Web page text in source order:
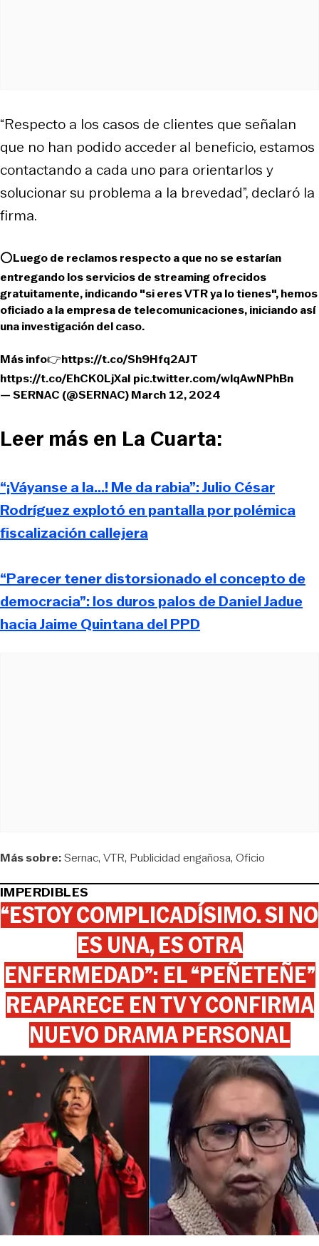
“Respecto a los casos de clientes que señalan
que no han podido acceder al beneficio, estamos
contactando a cada uno para orientarlos y
solucionar su problema a la brevedad”, declaró la
firma.
⭕️Luego de reclamos respecto a que no se estarían
entregando los servicios de streaming ofrecidos
gratuitamente, indicando "si eres VTR ya lo tienes", hemos
oficiado a la empresa de telecomunicaciones, iniciando así
una investigación del caso.
Más info👉https://t.co/Sh9Hfq2AJT
https://t.co/EhCK0LjXaI pic.twitter.com/wlqAwNPhBn
— SERNAC (@SERNAC)March 12, 2024
Leer más en La Cuarta:
“¡Váyanse a la...! Me da rabia”: Julio César
Rodríguez explotó en pantalla por polémica
fiscalización callejera
“Parecer tener distorsionado el concepto de
democracia”: los duros palos de Daniel Jadue
hacia Jaime Quintana del PPD
Más sobre:Sernac VTR Publicidad engañosa Oficio
IMPERDIBLES
“ESTOY COMPLICADÍSIMO. SI NO
ES UNA, ES OTRA
ENFERMEDAD”: EL “PEÑETEÑE”
REAPARECE EN TV Y CONFIRMA
NUEVO DRAMA PERSONAL